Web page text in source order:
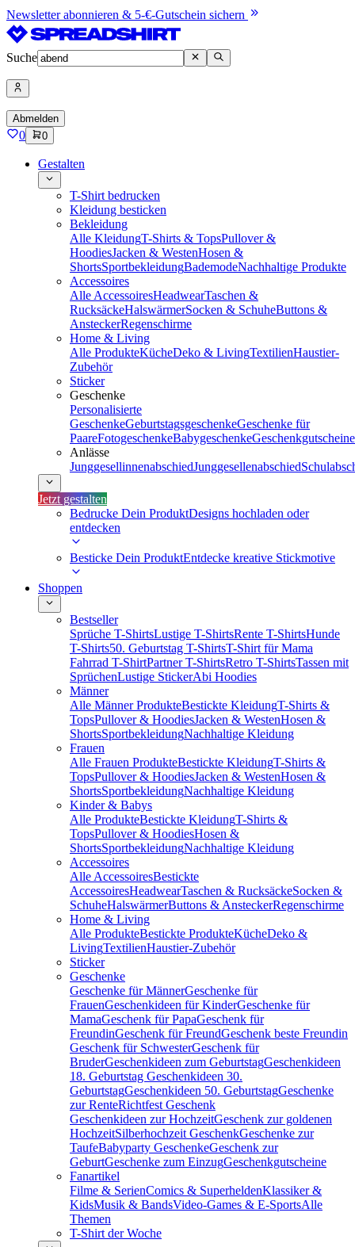
Newsletter abonnieren & 5-€-Gutschein sichern
Suche
Abmelden
0 0
Gestalten
T-Shirt bedrucken
Kleidung besticken
Bekleidung
Alle KleidungT-Shirts & TopsPullover &
HoodiesJacken & WestenHosen &
ShortsSportbekleidungBademodeNachhaltige Produkte
Accessoires
Alle AccessoiresHeadwearTaschen &
RucksäckeHalswärmerSocken & SchuheButtons &
AnsteckerRegenschirme
Home & Living
Alle ProdukteKücheDeko & LivingTextilienHaustier-
Zubehör
Sticker
Geschenke
Personalisierte
GeschenkeGeburtstagsgeschenkeGeschenke für
PaareFotogeschenkeBabygeschenkeGeschenkgutscheine
Anlässe
JunggesellinnenabschiedJunggesellenabschied
Jetzt gestalten
Bedrucke Dein ProduktDesigns hochladen oder
entdecken
Besticke Dein ProduktEntdecke kreative Stickmotive
Shoppen
Bestseller
Sprüche T-ShirtsLustige T-ShirtsRente T-ShirtsHunde
T-Shirts50. Geburtstag T-ShirtsT-Shirt für Mama
Fahrrad T-ShirtPartner T-ShirtsRetro T-ShirtsTassen mit
SprüchenLustige StickerAbi Hoodies
Männer
Alle Männer ProdukteBestickte KleidungT-Shirts &
TopsPullover & HoodiesJacken & WestenHosen &
ShortsSportbekleidungNachhaltige Kleidung
Frauen
Alle Frauen ProdukteBestickte KleidungT-Shirts &
TopsPullover & HoodiesJacken & WestenHosen &
ShortsSportbekleidungNachhaltige Kleidung
Kinder & Babys
Alle ProdukteBestickte KleidungT-Shirts &
TopsPullover & HoodiesHosen &
ShortsSportbekleidungNachhaltige Kleidung
Accessoires
Alle AccessoiresBestickte
AccessoiresHeadwearTaschen & RucksäckeSocken &
SchuheHalswärmerButtons & AnsteckerRegenschirme
Home & Living
Alle ProdukteBestickte ProdukteKücheDeko &
LivingTextilienHaustier-Zubehör
Sticker
Geschenke
Geschenke für MännerGeschenke für
FrauenGeschenkideen für KinderGeschenke für
MamaGeschenk für PapaGeschenk für
FreundinGeschenk für FreundGeschenk beste Freundin
Geschenk für SchwesterGeschenk für
BruderGeschenkideen zum GeburtstagGeschenkideen
18. Geburtstag Geschenkideen 30.
GeburtstagGeschenkideen 50. GeburtstagGeschenke
zur RenteRichtfest Geschenk
Geschenkideen zur HochzeitGeschenk zur goldenen
HochzeitSilberhochzeit GeschenkGeschenke zur
TaufeBabyparty GeschenkeGeschenk zur
GeburtGeschenke zum EinzugGeschenkgutscheine
Fanartikel
Filme & SerienComics & SuperheldenKlassiker &
KidsMusik & BandsVideo-Games & E-SportsAlle
Themen
T-Shirt der Woche